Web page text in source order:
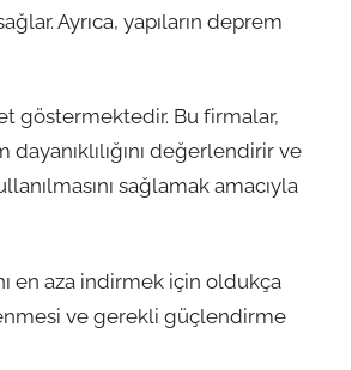
Ayrıca, yapıların deprem
göstermektedir. Bu firmalar,
değerlendirir ve
sağlamak amacıyla
en aza indirmek için oldukça
ve gerekli güçlendirme